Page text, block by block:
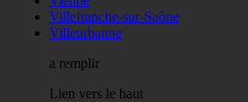
Villefranche-sur-Saône
Villeurbanne
a remplir
Lien vers le haut